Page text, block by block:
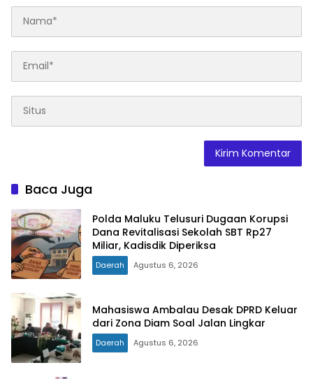
Baca Juga
Polda Maluku Telusuri Dugaan Korupsi
Dana Revitalisasi Sekolah SBT Rp27
Miliar, Kadisdik Diperiksa
Daerah Agustus 6, 2026
Mahasiswa Ambalau Desak DPRD Keluar
dari Zona Diam Soal Jalan Lingkar
Daerah Agustus 6, 2026